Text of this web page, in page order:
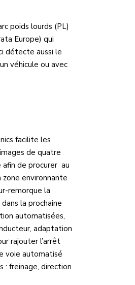
poids lourds (PL)
Europe) qui
détecte aussi le
véhicule ou avec
facilite les
de quatre
de procurer au
environnante
remorque la
la prochaine
automatisées,
adaptation
rajouter l’arrêt
voie automatisé
: freinage, direction